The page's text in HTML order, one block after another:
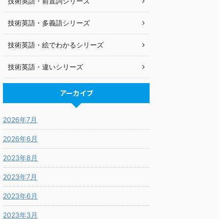
技術英語・多義語シリーズ
技術英語・絵でわかるシリーズ
技術英語・違いシリーズ
アーカイブ
2026年7月
2026年6月
2023年8月
2023年7月
2023年6月
2023年3月